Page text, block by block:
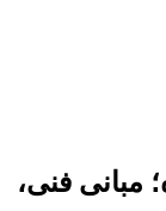
مبانی فنی،